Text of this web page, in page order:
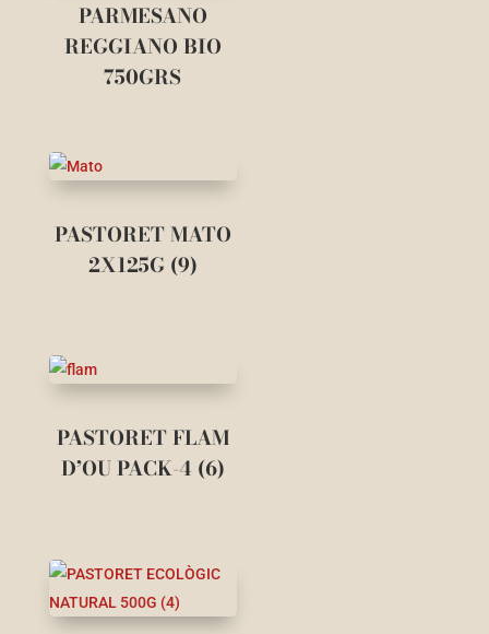
PARMESANO
REGGIANO BIO
750GRS
PASTORET MATO
2X125G (9)
PASTORET FLAM
D’OU PACK-4 (6)